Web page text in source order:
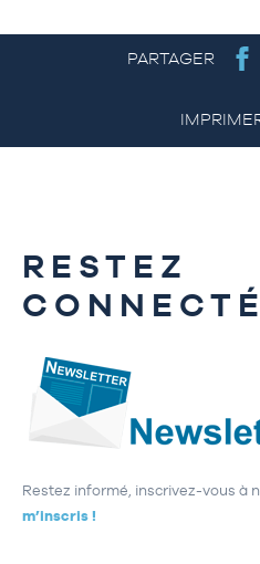
PARTAGER
RESTEZ
Restez informé, inscrivez-vous à
m’inscris !